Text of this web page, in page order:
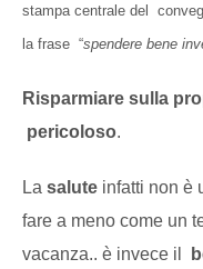
stampa centrale del
la frase “spendere bene
Risparmiare sulla
pericoloso.
La salute infatti non è
fare a meno come un
vacanza.. è invece il